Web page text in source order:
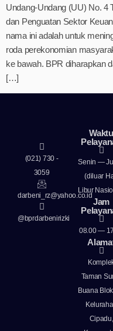
Undang-Undang (UU) No. 4
dan Penguatan Sektor
nama ini adalah untuk
roda perekonomian
ke bawah. BPR diharapkan
[…]
(021) 730 -
3059
darbeni_rz@yahoo.co.id
@bprdarbenirizki
Waktu
Senin —
(diluar
Libur
Jam
08.00 —
Taman
Buana
Cipadu,